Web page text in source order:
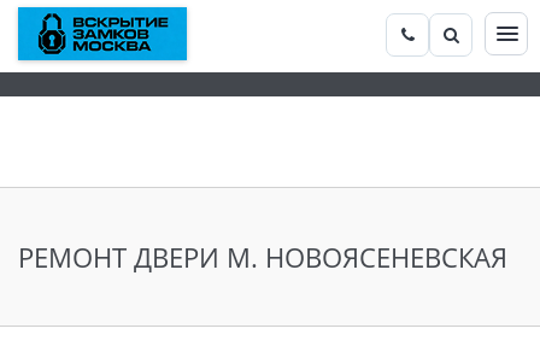
РЕМОНТ ДВЕРИ М. НОВОЯСЕНЕВСКАЯ